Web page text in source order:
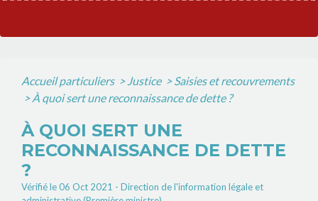
Accueil particuliers > Justice > Saisies et recouvrements
> À quoi sert une reconnaissance de dette ?
À QUOI SERT UNE
RECONNAISSANCE DE DETTE
?
Vérifié le 06 Oct 2021 - Direction de l'information légale et